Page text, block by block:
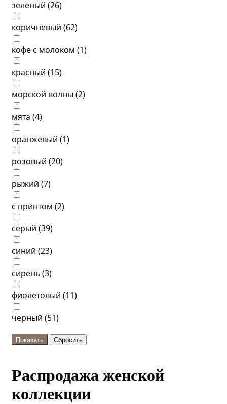
зеленый (26)
коричневый (62)
кофе с молоком (1)
красный (15)
морской волны (2)
мята (4)
оранжевый (1)
розовый (20)
рыжий (7)
с принтом (2)
серый (39)
синий (23)
сирень (3)
фиолетовый (11)
черный (51)
Распродажа женской
коллекции